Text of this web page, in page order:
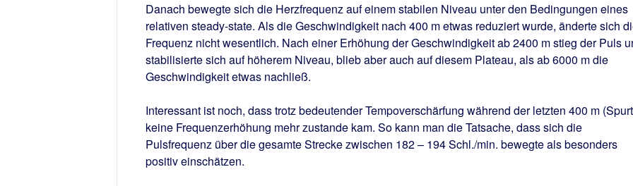
Danach bewegte sich die Herzfrequenz auf einem stabilen Niveau unter den Bedingungen eines
relativen steady-state. Als die Geschwindigkeit nach 400 m etwas reduziert wurde, änderte sich
Frequenz nicht wesentlich. Nach einer Erhöhung der Geschwindigkeit ab 2400 m stieg der Puls
stabilisierte sich auf höherem Niveau, blieb aber auch auf diesem Plateau, als ab 6000 m die
Geschwindigkeit etwas nachließ.
Interessant ist noch, dass trotz bedeutender Tempoverschärfung während der letzten 400 m
keine Frequenzerhöhung mehr zustande kam. So kann man die Tatsache, dass sich die
Pulsfrequenz über die gesamte Strecke zwischen 182 – 194 Schl./min. bewegte als besonders
positiv einschätzen.